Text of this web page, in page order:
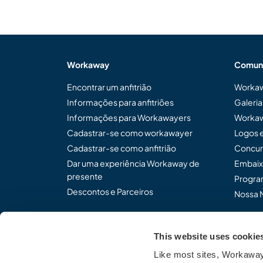
This website uses
Like most sites,
Workaway
Encontrar um anfitrião
Informações para anfitriões
Informações para Workawayers
Cadastrar-se como workawayer
Cadastrar-se como anfitrião
Dar uma experiência Workaway de
presente
Descontos e Parceiros
Logos
Nossa
Compartilhe o modo de